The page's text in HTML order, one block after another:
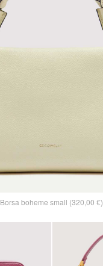
Borsa boheme small (320,00 €)